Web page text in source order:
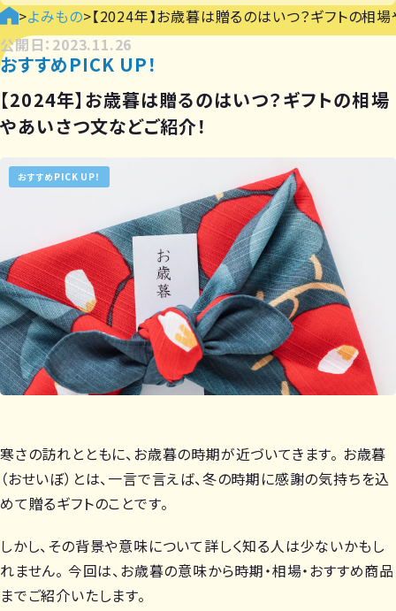
>よみもの>【2024年】お歳暮は贈るのはいつ？ギフトの相
公開日：2023.11.26
おすすめPICK UP！
【2024年】お歳暮は贈るのはいつ？ギフトの相場
やあいさつ文などご紹介！
おすすめPICK UP！
寒さの訪れとともに、お歳暮の時期が近づいてきます。 お歳暮
（おせいぼ）とは、一言で言えば、冬の時期に感謝の気持ちを込
めて贈るギフトのことです。
しかし、その背景や意味について詳しく知る人は少ないかもし
れません。 今回は、お歳暮の意味から時期・相場・おすすめ商品
までご紹介いたします。